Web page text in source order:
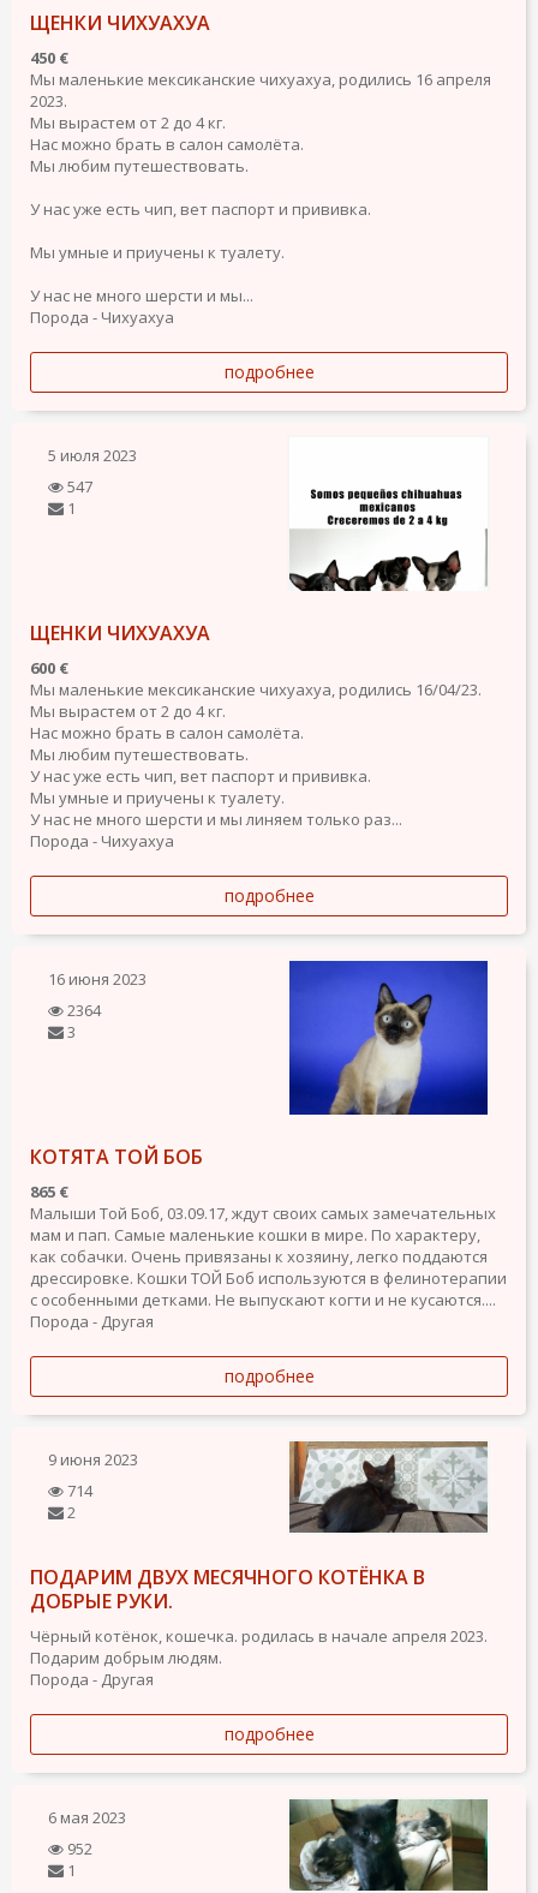
ЩЕНКИ ЧИХУАХУА
450 €
Мы маленькие мексиканские чихуахуа, родились 16 апреля
2023.
Мы вырастем от 2 до 4 кг.
Нас можно брать в салон самолёта.
Мы любим путешествовать.
У нас уже есть чип, вет паспорт и прививка.
Мы умные и приучены к туалету.
У нас не много шерсти и мы...
Порода - Чихуахуа
подробнее
5 июля 2023
547
1
ЩЕНКИ ЧИХУАХУА
600 €
Мы маленькие мексиканские чихуахуа, родились 16/04/23.
Мы вырастем от 2 до 4 кг.
Нас можно брать в салон самолёта.
Мы любим путешествовать.
У нас уже есть чип, вет паспорт и прививка.
Мы умные и приучены к туалету.
У нас не много шерсти и мы линяем только раз...
Порода - Чихуахуа
подробнее
16 июня 2023
2364
3
КОТЯТА ТОЙ БОБ
865 €
Малыши Той Боб, 03.09.17, ждут своих самых замечательных
мам и пап. Самые маленькие кошки в мире. По характеру,
как собачки. Очень привязаны к хозяину, легко поддаются
дрессировке. Кошки ТОЙ Боб используются в фелинотерапии
с особенными детками. Не выпускают когти и не кусаются....
Порода - Другая
подробнее
9 июня 2023
714
2
ПОДАРИМ ДВУХ МЕСЯЧНОГО КОТЁНКА В
ДОБРЫЕ РУКИ.
Чёрный котёнок, кошечка. родилась в начале апреля 2023.
Подарим добрым людям.
Порода - Другая
подробнее
6 мая 2023
952
1